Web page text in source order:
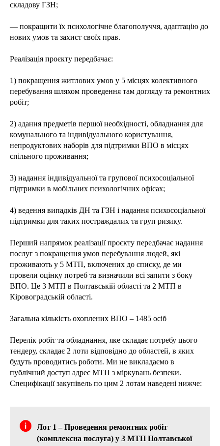
складову ГЗН;
— покращити їх психологічне благополуччя, адаптацію до
нових умов та захист своїх прав.
Реалізація проєкту передбачає:
1) покращення житлових умов у 5 місцях колективного
перебування шляхом проведення там догляду та ремонтних
робіт;
2) адання предметів першої необхідності, обладнання для
комунального та індивідуального користування,
непродуктових наборів для підтримки ВПО в місцях
спільного проживання;
3) надання індивідуальної та групової психосоціальної
підтримки в мобільних психологічних офісах;
4) ведення випадків ДН та ГЗН і надання психосоціальної
підтримки для таких постраждалих та груп ризику.
Перший напрямок реалізації проєкту передбачає надання
послуг з покращення умов перебування людей, які
проживають у 5 МТП, включених до списку, де ми
провели оцінку потреб та визначили всі запити з боку
ВПО. Це 3 МТП в Полтавській області та 2 МТП в
Кіровоградській області.
Загальна кількість охоплених ВПО – 1485 осіб
Перелік робіт та обладнання, яке складає потребу цього
тендеру, складає 2 лоти відповідно до областей, в яких
будуть проводитись роботи. Ми не викладаємо в
публічний доступ адрес МТП з міркувань безпеки.
Специфікації закупівель по цим 2 лотам наведені нижче:
Лот 1 – Проведення ремонтних робіт
(комплексна послуга) у 3 МТП Полтавської